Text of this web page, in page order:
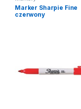
Marker Sharpie Fine
czerwony